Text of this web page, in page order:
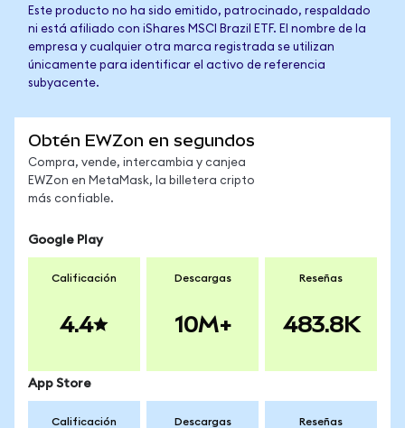
Este producto no ha sido emitido, patrocinado, respaldado
ni está afiliado con iShares MSCI Brazil ETF. El nombre de la
empresa y cualquier otra marca registrada se utilizan
únicamente para identificar el activo de referencia
subyacente.
Obtén EWZon en segundos
Compra, vende, intercambia y canjea
EWZon en MetaMask, la billetera cripto
más confiable.
Google Play
Calificación
4.4
Descargas
10M+
Reseñas
483.8K
App Store
Calificación Descargas Reseñas